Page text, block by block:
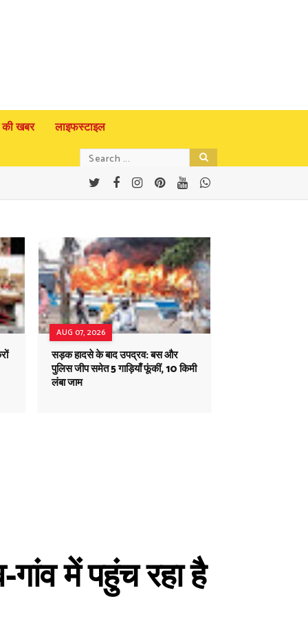
खबर लाइफस्टाइल
AUG 07, 2026
सड़क हादसे के बाद उपद्रव: बस और
पुलिस जीप समेत 5 गाड़ियाँ फूंकीं, 10 किमी
लंबा जाम
गांव में पहुंच रहा है